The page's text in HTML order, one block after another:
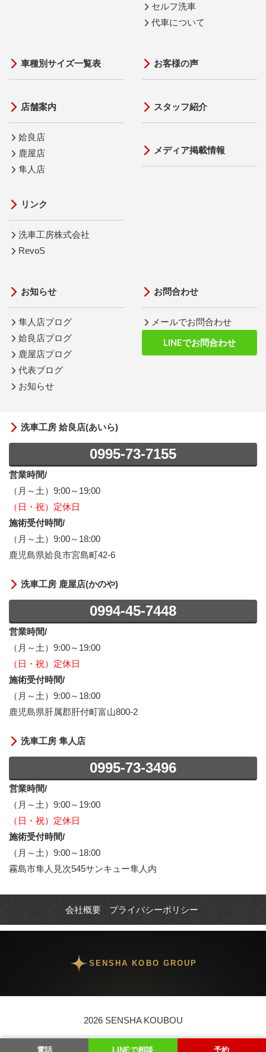
セルフ洗車
代車について
車種別サイズ一覧表
店舗案内
姶良店
鹿屋店
隼人店
リンク
洗車工房株式会社
RevoS
お客様の声
スタッフ紹介
メディア掲載情報
お知らせ
隼人店ブログ
姶良店ブログ
鹿屋店ブログ
代表ブログ
お知らせ
お問合わせ
メールでお問合わせ
LINEでお問合わせ
洗車工房 姶良店(あいら)
0995-73-7155
営業時間/
（月～土）9:00～19:00
（日・祝）定休日
施術受付時間/
（月～土）9:00～18:00
鹿児島県姶良市宮島町42-6
洗車工房 鹿屋店(かのや)
0994-45-7448
営業時間/
（月～土）9:00～19:00
（日・祝）定休日
施術受付時間/
（月～土）9:00～18:00
鹿児島県肝属郡肝付町富山800-2
洗車工房 隼人店
0995-73-3496
営業時間/
（月～土）9:00～19:00
（日・祝）定休日
施術受付時間/
（月～土）9:00～18:00
霧島市隼人見次545サンキュー隼人内
会社概要 プライバシーポリシー
SENSHA KOBO GROUP
2026 SENSHA KOUBOU
電話 LINEで相談 予約